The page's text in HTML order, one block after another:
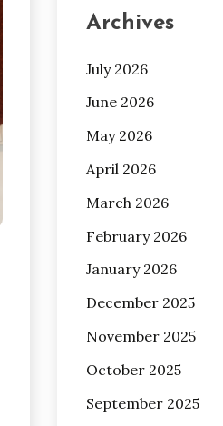
Archives
July 2026
June 2026
May 2026
April 2026
March 2026
February 2026
January 2026
December 2025
November 2025
October 2025
September 2025